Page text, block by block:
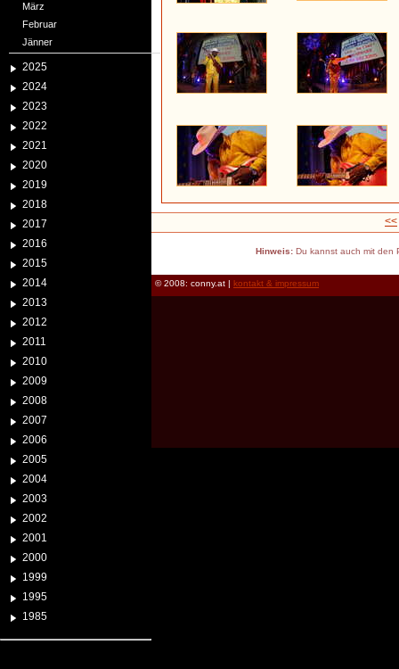
März
Februar
Jänner
2025
2024
2023
2022
2021
2020
2019
2018
2017
2016
2015
2014
2013
2012
2011
2010
2009
2008
2007
2006
2005
2004
2003
2002
2001
2000
1999
1995
1985
<<
Hinweis:Du kannst auch mit den
© 2008: conny.at | kontakt & impressum